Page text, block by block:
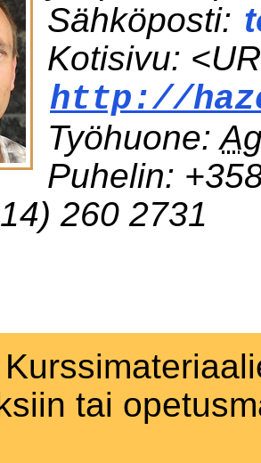
Sähköposti:
Kotisivu:
http://
Työhuone:
Puhelin:
260 2731
tai